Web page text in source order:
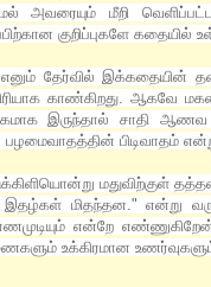
அவரையும் மீறி
குறிப்புகளே கதையில்
தேர்வில் இக்கதையின்
காண்கிறது.
இருந்தால் சாதி ஆணவ
பிடிவாதம்
மதுவிற்குள்
இதழ்கள் மிதந்தன." என்று
என்றே
உக்கிரமான